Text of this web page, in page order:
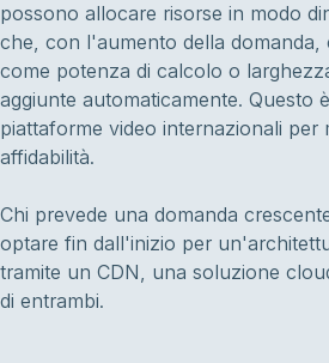
possono allocare risorse in modo
che, con l'aumento della domanda,
come potenza di calcolo o
aggiunte automaticamente. Questo
piattaforme video internazionali per
affidabilità.
Chi prevede una domanda
optare fin dall'inizio per
tramite un CDN, una soluzione
di entrambi.